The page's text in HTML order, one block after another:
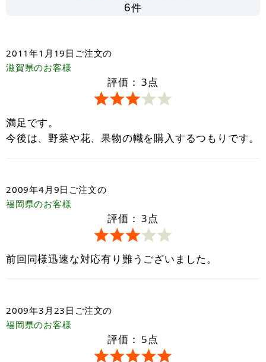
6件
2011年1月19日 ご注文の
滋賀県のお客様
評価： 3点
満足です。
今後は、野菜や花、果物の幟を購入するつもりです。
2009年4月9日 ご注文の
福岡県のお客様
評価： 3点
前回同様迅速な対応有り難うございました。
2009年3月23日 ご注文の
福岡県のお客様
評価： 5点